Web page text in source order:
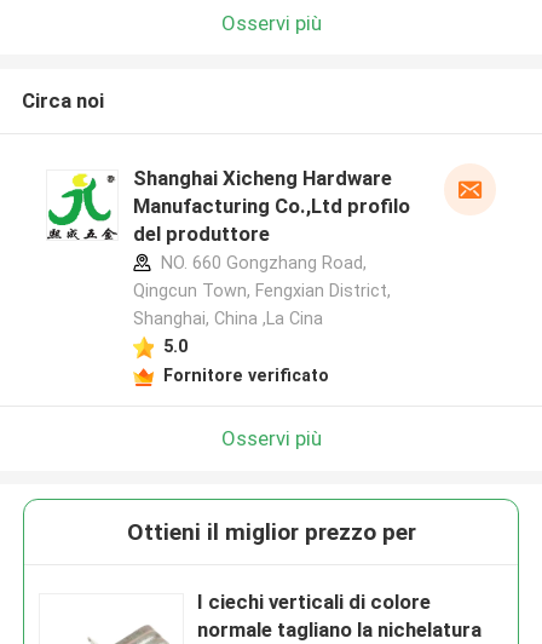
Osservi più
Circa noi
Shanghai Xicheng Hardware
Manufacturing Co.,Ltd profilo
del produttore
NO. 660 Gongzhang Road,
Qingcun Town, Fengxian District,
Shanghai, China ,La Cina
5.0
Fornitore verificato
Osservi più
Ottieni il miglior prezzo per
I ciechi verticali di colore
normale tagliano la nichelatura